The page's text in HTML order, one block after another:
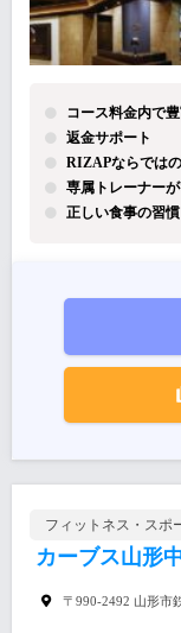
コース料金内で
返金サポート
RIZAPならでは
専属トレーナー
正しい食事の習慣
フィットネス・スポ
カーブス山形
〒990-2492 山形市